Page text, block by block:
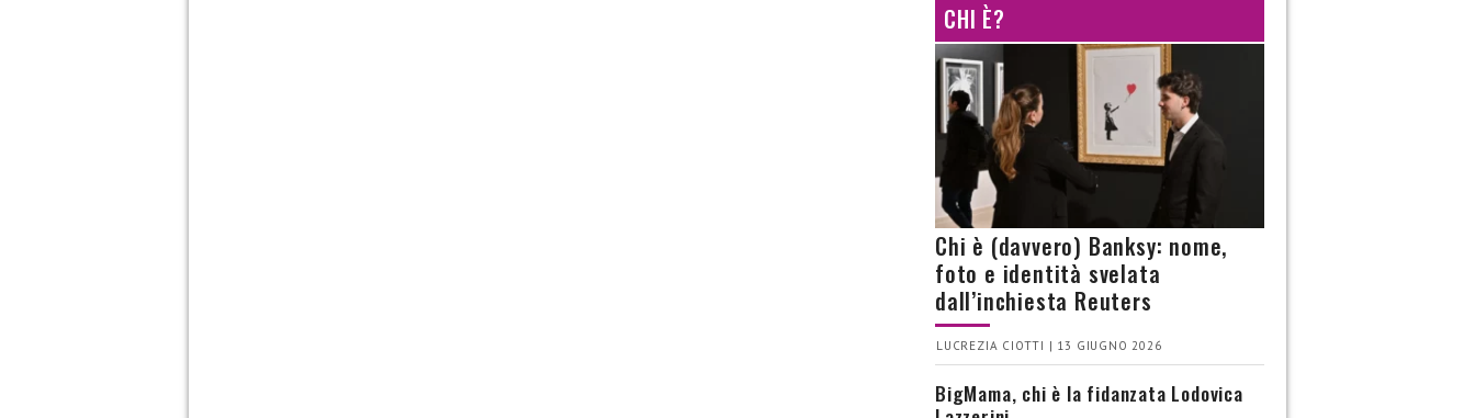
CHI È?
Chi è (davvero) Banksy: nome,
foto e identità svelata
dall’inchiesta Reuters
LUCREZIA CIOTTI | 13 GIUGNO 2026
BigMama, chi è la fidanzata Lodovica